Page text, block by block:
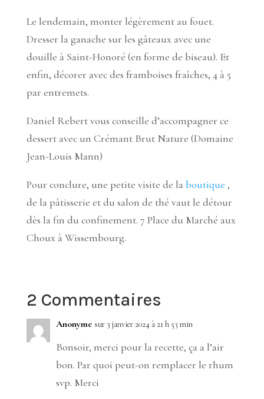
Le lendemain, monter légèrement au fouet.
Dresser la ganache sur les gâteaux avec une
douille à Saint-Honoré (en forme de biseau). Et
enfin, décorer avec des framboises fraîches, 4 à 5
par entremets.
Daniel Rebert vous conseille d’accompagner ce
dessert avec un Crémant Brut Nature (Domaine
Jean-Louis Mann)
Pour conclure, une petite visite de laboutique ,
de la pâtisserie et du salon de thé vaut le détour
dès la fin du confinement. 7 Place du Marché aux
Choux à Wissembourg.
2 Commentaires
Anonyme sur 3 janvier 2024 à 21 h 53 min
Bonsoir, merci pour la recette, ça a l’air
bon. Par quoi peut-on remplacer le rhum
svp. Merci